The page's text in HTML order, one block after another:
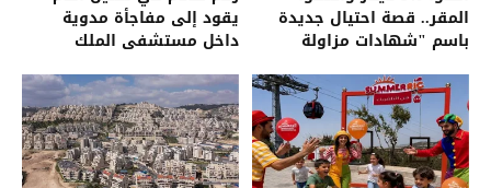
المقر.. قصة احتيال جديدة
باسم "شهادات مزاولة
يقود إلى مفاجأة مدوية
داخل مستشفى الملك